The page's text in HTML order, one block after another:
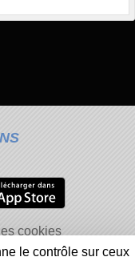
cookies
inapproprié
le contrôle sur ceux